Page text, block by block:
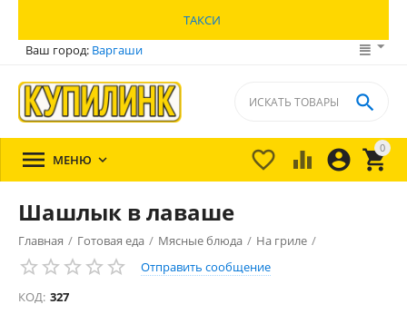
ТАКСИ
Ваш город: Варгаши
0


 

 МЕНЮ 
Шашлык в лаваше
Главная / Готовая еда / Мясные блюда / На гриле /
Отправить сообщение
КОД: 327